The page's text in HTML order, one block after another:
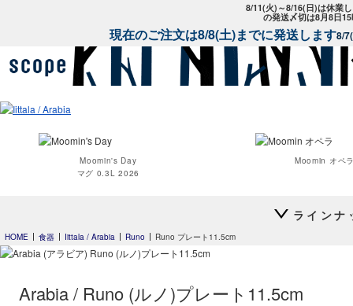
8/11(火)～8/16(日)は休業
の発送〆切は8月8日
現在のご注文は8/8(土)までに発送します8/
Moomin's Day
マグ 0.3L 2026
Moomin オペ
Teema
プレート 12cm
ラインナ
HOME 食器 Iittala / Arabia Runo Runo プレート11.5cm
Arabia / Runo (ルノ)プレート11.5cm